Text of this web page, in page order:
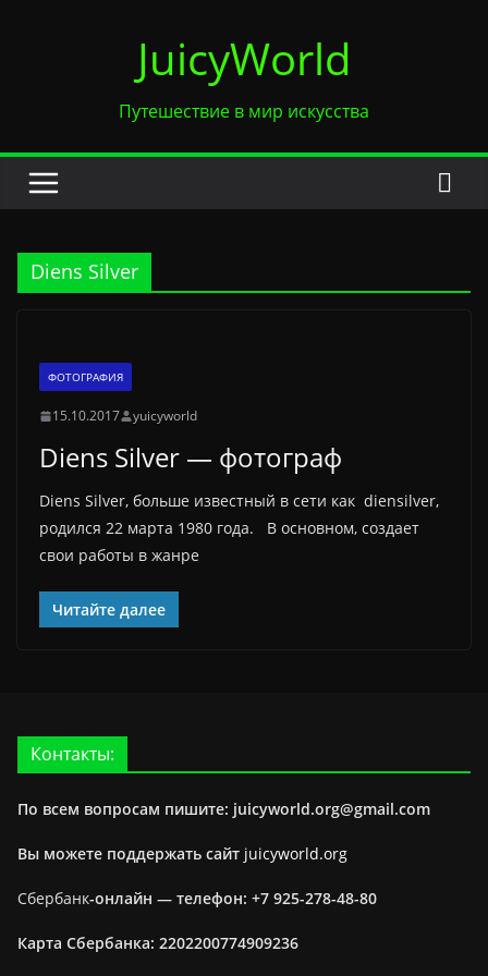
JuicyWorld
Путешествие в мир искусства
Diens Silver
ФОТОГРАФИЯ
15.10.2017 yuicyworld
Diens Silver — фотограф
Diens Silver, больше известный в сети как diensilver,
родился 22 марта 1980 года. В основном, создает
свои работы в жанре
Читайте далее
Контакты:
По всем вопросам пишите: juicyworld.org@gmail.com
Вы можете поддержать сайт juicyworld.org
Сбербанк-онлайн — телефон: +7 925-278-48-80
Карта Сбербанка: 2202200774909236